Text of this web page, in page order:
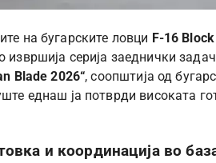
на бугарските ловци F-16
извршија серија заеднички
Blade 2026“, соопштија од
еднаш ја потврди високата
и координација во